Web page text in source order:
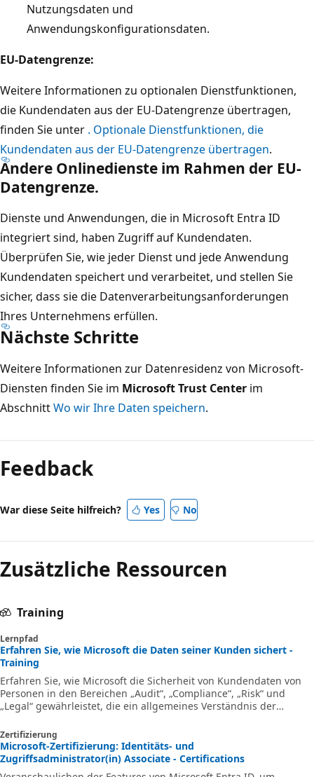
Nutzungsdaten und
Anwendungskonfigurationsdaten.
EU-Datengrenze:
Weitere Informationen zu optionalen Dienstfunktionen,
die Kundendaten aus der EU-Datengrenze übertragen,
finden Sie unter . Optionale Dienstfunktionen, die
Kundendaten aus der EU-Datengrenze übertragen.
Andere Onlinedienste im Rahmen der EU-
Datengrenze.
Dienste und Anwendungen, die in Microsoft Entra ID
integriert sind, haben Zugriff auf Kundendaten.
Überprüfen Sie, wie jeder Dienst und jede Anwendung
Kundendaten speichert und verarbeitet, und stellen Sie
sicher, dass sie die Datenverarbeitungsanforderungen
Ihres Unternehmens erfüllen.
Nächste Schritte
Weitere Informationen zur Datenresidenz von Microsoft-
Diensten finden Sie im Microsoft Trust Center im
AbschnittWo wir Ihre Daten speichern.
Feedback
War diese Seite hilfreich? Yes No
Zusätzliche Ressourcen
Training
Lernpfad
Erfahren Sie, wie Microsoft die Daten seiner Kunden sichert -
Training
Erfahren Sie, wie Microsoft die Sicherheit von Kundendaten von
Personen in den Bereichen „Audit“, „Compliance“, „Risk“ und
„Legal“ gewährleistet, die ein allgemeines Verständnis der
Microsoft 365 zum Schutz ihrer Kundendaten anstreben.
Zertifizierung
Microsoft-Zertifizierung: Identitäts- und
Zugriffsadministrator(in) Associate - Certifications